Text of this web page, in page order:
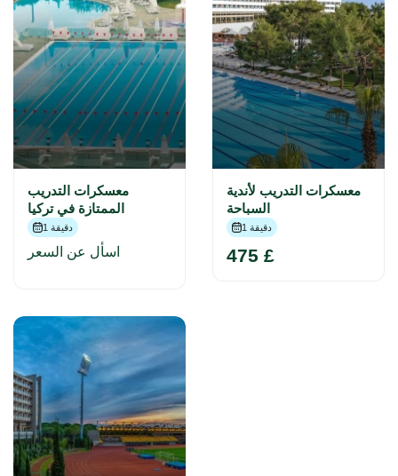
معسكرات التدريب
الممتازة في تركيا
1 دقيقة
اسأل عن السعر
معسكرات التدريب لأندية
السباحة
1 دقيقة
475 £